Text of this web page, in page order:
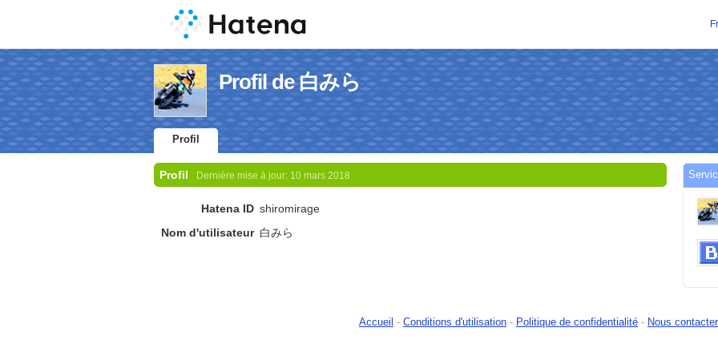
Profil de 白みら
Profil
Profil Dernière mise à jour: 10 mars 2018
Hatena ID shiromirage
Nom d'utilisateur 白みら
Accueil - Conditions d'utilisation - Politique de confidentialité - Nous contacter